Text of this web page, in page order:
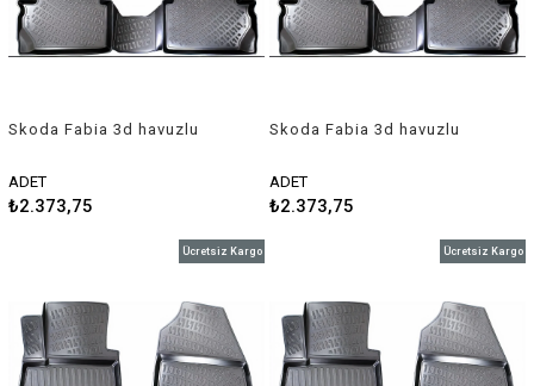
Skoda Fabia 3d havuzlu
ADET
₺2.373,75
Skoda Fabia 3d havuzlu
ADET
₺2.373,75
Ücretsiz Kargo Ücretsiz Kargo